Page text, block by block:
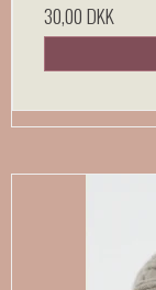
30,00 DKK